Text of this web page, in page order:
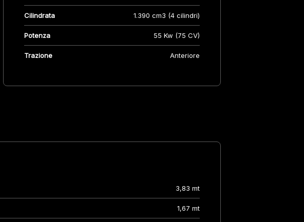
Cilindrata 1.390 cm3 (4 cilindri)
Potenza 55 Kw (75 CV)
Trazione Anteriore
3,83 mt
1,67 mt